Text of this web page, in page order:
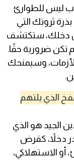
ليس للطوارئ
ثروتك التي
تتعود العيش على 90% من دخلك، ستكتشف
أشياء لم تكن ضرورية حقًا.
وسيمنحك
الذي يلتهم
الجيد هو الذي
دخلاً، كقرض
أو الاستهلاكي،